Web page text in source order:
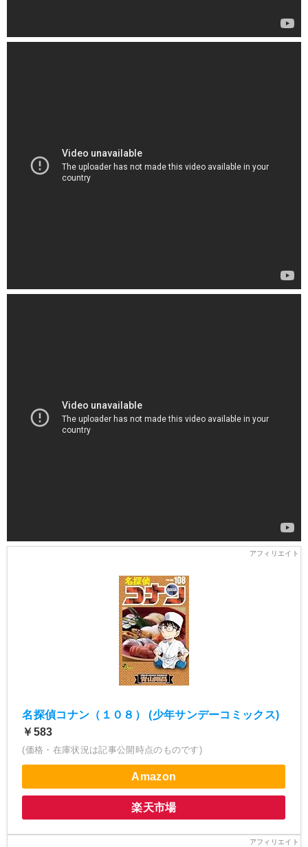
名探偵コナン（１０８） (少年サンデーコミックス)
￥583
(価格・在庫状況は記事公開時点のものです)
Amazon
楽天市場